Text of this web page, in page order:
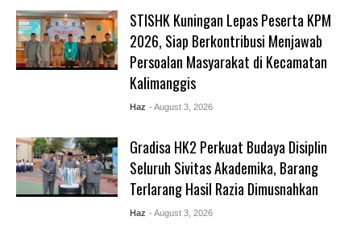
STISHK Kuningan Lepas Peserta KPM
2026, Siap Berkontribusi Menjawab
Persoalan Masyarakat di Kecamatan
Kalimanggis
Haz - August 3, 2026
Gradisa HK2 Perkuat Budaya Disiplin
Seluruh Sivitas Akademika, Barang
Terlarang Hasil Razia Dimusnahkan
Haz - August 3, 2026